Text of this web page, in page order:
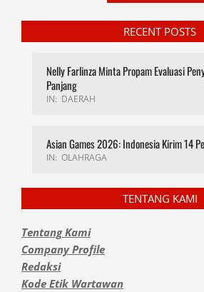
RECENT POSTS
Nelly Farlinza Minta Propam Evaluasi
Panjang
IN: DAERAH
Asian Games 2026: Indonesia Kirim 14
IN: OLAHRAGA
TENTANG KAMI
Tentang Kami
Company Profile
Redaksi
Kode Etik Wartawan